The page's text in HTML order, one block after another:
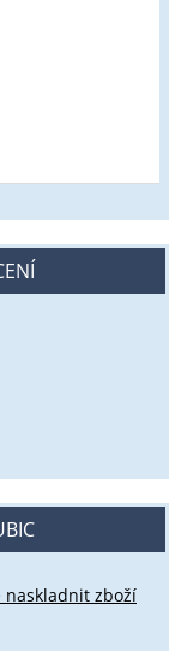
naskladnit zboží